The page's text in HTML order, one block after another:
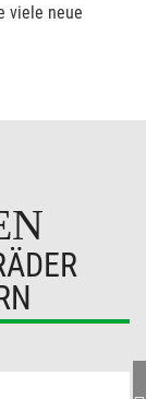
viele neue